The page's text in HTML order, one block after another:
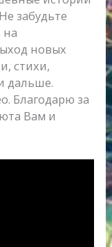
забудьте
на
новых
стихи,
дальше.
Благодарю за
Вам и